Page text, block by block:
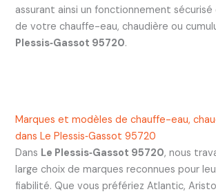
assurant ainsi un fonctionnement
de votre chauffe-eau, chaudière ou
Plessis‑Gassot 95720.
Marques et modèles de chauffe-eau,
dans Le Plessis‑Gassot 95720
Dans Le Plessis‑Gassot 95720, nous
large choix de marques reconnues pour
fiabilité. Que vous préfériez Atlantic,